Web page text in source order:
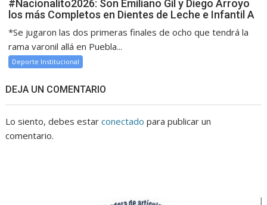
#Nacionalito2026: Son Emiliano Gil y Diego Arroyo
los más Completos en Dientes de Leche e Infantil A
*Se jugaron las dos primeras finales de ocho que tendrá la
rama varonil allá en Puebla...
Deporte Institucional
DEJA UN COMENTARIO
Lo siento, debes estarconectado para publicar un
comentario.